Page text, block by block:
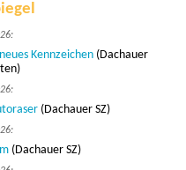
Kennzeichen(Dachauer
(Dachauer SZ)
(Dachauer SZ)